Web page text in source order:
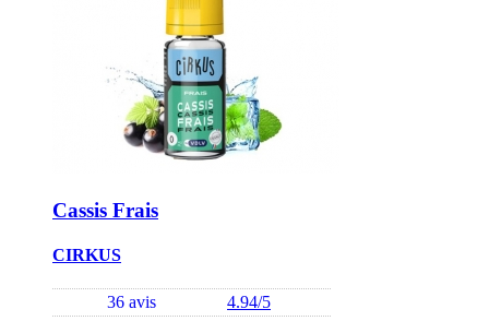
Cassis Frais
CIRKUS
36 avis 4.94/5